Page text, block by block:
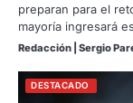
preparan para el
mayoría ingresará
Redacción | Sergio
DESTACADO